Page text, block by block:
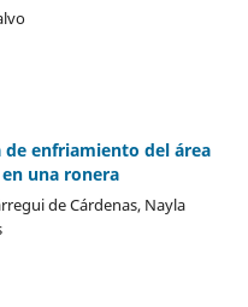
de enfriamiento del área
una ronera
de Cárdenas, Nayla